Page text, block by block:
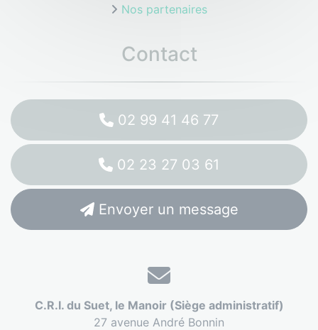
Nos partenaires
Contact
02 99 41 46 77
02 23 27 03 61
Envoyer un message
C.R.I. du Suet, le Manoir (Siège administratif)
27 avenue André Bonnin